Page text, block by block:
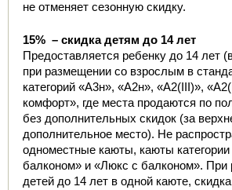
не отменяет сезонную скидку.
15%  – скидка детям до 14 лет
Предоставляется ребенку до 14 лет
при размещении со взрослым в
категорий «А3н», «А2н», «А2(III)»,
комфорт», где места продаются по
без дополнительных скидок (за
дополнительное место). Не
одноместные каюты, каюты
балконом» и «Люкс с балконом». При
детей до 14 лет в одной каюте,